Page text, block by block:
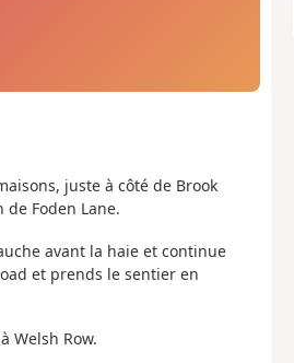
juste à côté de Brook
Foden Lane.
avant la haie et continue
et prends le sentier en
Welsh Row.